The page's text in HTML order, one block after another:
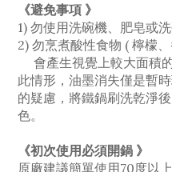
《避免事項 》
1) 勿使用洗碗機、肥皂或
2) 勿烹煮酸性食物 ( 檸檬
會產生視覺上較大面積
此情形，油墨消失僅是暫
的疑慮，將鐵鍋刷洗乾淨
色。
《初次使用必須開鍋 》
原廠建議簡單使用70度以